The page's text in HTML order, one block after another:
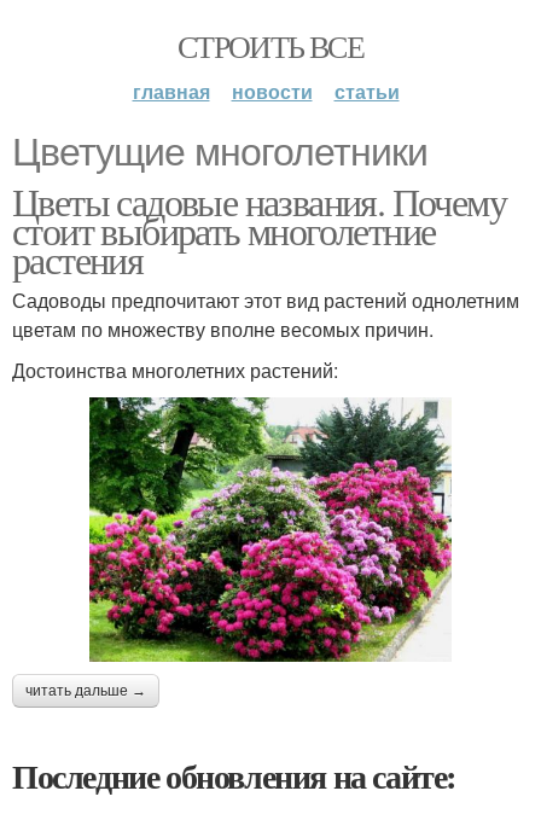
СТРОИТЬ ВСЕ
главная новости статьи
Цветущие многолетники
Цветы садовые названия. Почему
стоит выбирать многолетние
растения
Садоводы предпочитают этот вид растений однолетним
цветам по множеству вполне весомых причин.
Достоинства многолетних растений:
читать дальше →
Последние обновления на сайте: